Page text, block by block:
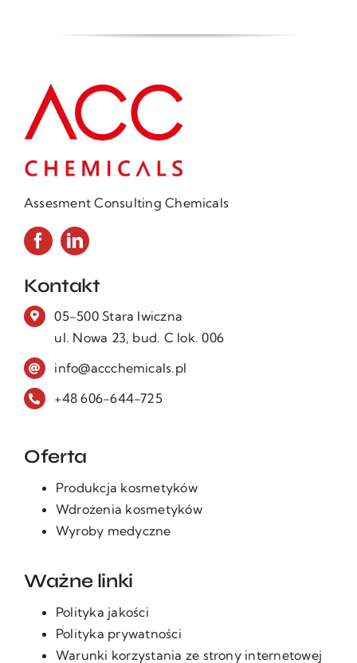
Assesment Consulting Chemicals
Oferta
Produkcja kosmetyków
Wdrożenia kosmetyków
Wyroby medyczne
Ważne linki
Polityka jakości
Polityka prywatności
Warunki korzystania ze strony internetowej
Kontakt
05-500 Stara Iwiczna
ul. Nowa 23, bud. C lok. 006
info@accchemicals.pl
+48 606-644-725